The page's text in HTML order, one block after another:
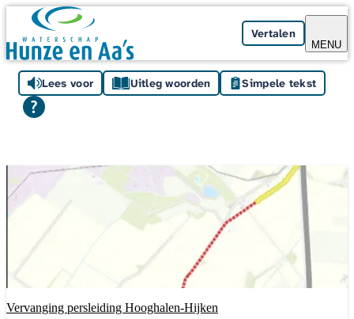
Skip navigation
Vertalen
MENU
Lees voor Uitleg woorden Simpele tekst
Vervanging persleiding Hooghalen-Hijken